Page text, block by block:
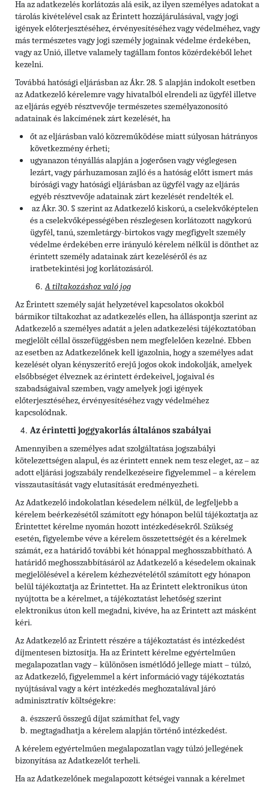
Ha az adatkezelés korlátozás alá esik, az ilyen személyes adatokat a
tárolás kivételével csak az Érintett hozzájárulásával, vagy jogi
igények előterjesztéséhez, érvényesítéséhez vagy védelméhez, vagy
más természetes vagy jogi személy jogainak védelme érdekében,
vagy az Unió, illetve valamely tagállam fontos közérdekéből lehet
kezelni.
Továbbá hatósági eljárásban az Ákr. 28. § alapján indokolt esetben
az Adatkezelő kérelemre vagy hivatalból elrendeli az ügyfél illetve
az eljárás egyéb résztvevője természetes személyazonosító
adatainak és lakcímének zárt kezelését, ha
őt az eljárásban való közreműködése miatt súlyosan hátrányos
következmény érheti;
ugyanazon tényállás alapján a jogerősen vagy véglegesen
lezárt, vagy párhuzamosan zajló és a hatóság előtt ismert más
bírósági vagy hatósági eljárásban az ügyfél vagy az eljárás
egyéb résztvevője adatainak zárt kezelését rendelték el.
az Ákr. 30. § szerint az Adatkezelő kiskorú, a cselekvőképtelen
és a cselekvőképességében részlegesen korlátozott nagykorú
ügyfél, tanú, szemletárgy-birtokos vagy megfigyelt személy
védelme érdekében erre irányuló kérelem nélkül is dönthet az
érintett személy adatainak zárt kezeléséről és az
iratbetekintési jog korlátozásáról.
A tiltakozáshoz való jog
Az Érintett személy saját helyzetével kapcsolatos okokból
bármikor tiltakozhat az adatkezelés ellen, ha álláspontja szerint az
Adatkezelő a személyes adatát a jelen adatkezelési tájékoztatóban
megjelölt céllal összefüggésben nem megfelelően kezelné. Ebben
az esetben az Adatkezelőnek kell igazolnia, hogy a személyes adat
kezelését olyan kényszerítő erejű jogos okok indokolják, amelyek
elsőbbséget élveznek az érintett érdekeivel, jogaival és
szabadságaival szemben, vagy amelyek jogi igények
előterjesztéséhez, érvényesítéséhez vagy védelméhez
kapcsolódnak.
Az érintetti joggyakorlás általános szabályai
Amennyiben a személyes adat szolgáltatása jogszabályi
kötelezettségen alapul, és az érintett ennek nem tesz eleget, az – az
adott eljárási jogszabály rendelkezéseire figyelemmel – a kérelem
visszautasítását vagy elutasítását eredményezheti.
Az Adatkezelő indokolatlan késedelem nélkül, de legfeljebb a
kérelem beérkezésétől számított egy hónapon belül tájékoztatja az
Érintettet kérelme nyomán hozott intézkedésekről. Szükség
esetén, figyelembe véve a kérelem összetettségét és a kérelmek
számát, ez a határidő további két hónappal meghosszabbítható. A
határidő meghosszabbításáról az Adatkezelő a késedelem okainak
megjelölésével a kérelem kézhezvételétől számított egy hónapon
belül tájékoztatja az Érintettet. Ha az Érintett elektronikus úton
nyújtotta be a kérelmet, a tájékoztatást lehetőség szerint
elektronikus úton kell megadni, kivéve, ha az Érintett azt másként
kéri.
Az Adatkezelő az Érintett részére a tájékoztatást és intézkedést
díjmentesen biztosítja. Ha az Érintett kérelme egyértelműen
megalapozatlan vagy – különösen ismétlődő jellege miatt – túlzó,
az Adatkezelő, figyelemmel a kért információ vagy tájékoztatás
nyújtásával vagy a kért intézkedés meghozatalával járó
adminisztratív költségekre:
észszerű összegű díjat számíthat fel, vagy
megtagadhatja a kérelem alapján történő intézkedést.
A kérelem egyértelműen megalapozatlan vagy túlzó jellegének
bizonyítása az Adatkezelőt terheli.
Ha az Adatkezelőnek megalapozott kétségei vannak a kérelmet